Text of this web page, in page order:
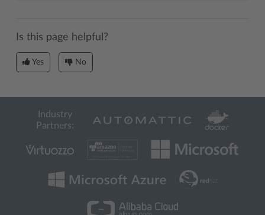
Is this page helpful?
Yes No
Industry
Partners: